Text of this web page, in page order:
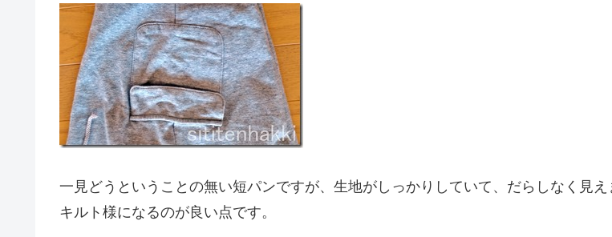
一見どうということの無い短パンですが、生地がしっかりしていて、だらしなく見
キルト様になるのが良い点です。